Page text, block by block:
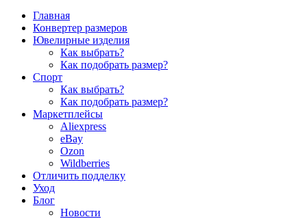
Главная
Конвертер размеров
Ювелирные изделия
Как выбрать?
Как подобрать размер?
Спорт
Как выбрать?
Как подобрать размер?
Маркетплейсы
Aliexpress
eBay
Ozon
Wildberries
Отличить подделку
Уход
Блог
Новости